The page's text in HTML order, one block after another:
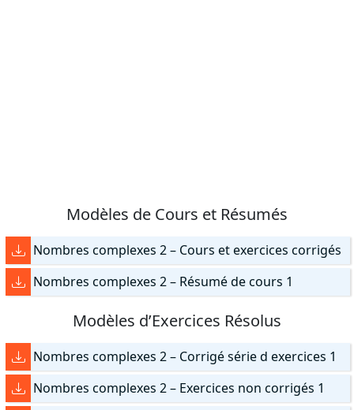
Modèles de Cours et Résumés
Nombres complexes 2 – Cours et exercices corrigés
Nombres complexes 2 – Résumé de cours 1
Modèles d’Exercices Résolus
Nombres complexes 2 – Corrigé série d exercices 1
Nombres complexes 2 – Exercices non corrigés 1